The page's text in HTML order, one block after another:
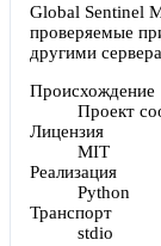
Global Sentinel
проверяемые
другими
Происхождение
Проект
Лицензия
MIT
Реализация
Python
Транспорт
stdio